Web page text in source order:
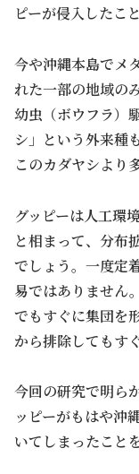
ピーが侵入したこ
今や沖縄本島でメ
れた一部の地域の
幼虫（ボウフラ）
シ」という外来種
このカダヤシより
グッピーは人工環
と相まって、分布
でしょう。一度定
易ではありません
でもすぐに集団を
から排除してもす
今回の研究で明ら
ッピーがもはや沖
いてしまったこと